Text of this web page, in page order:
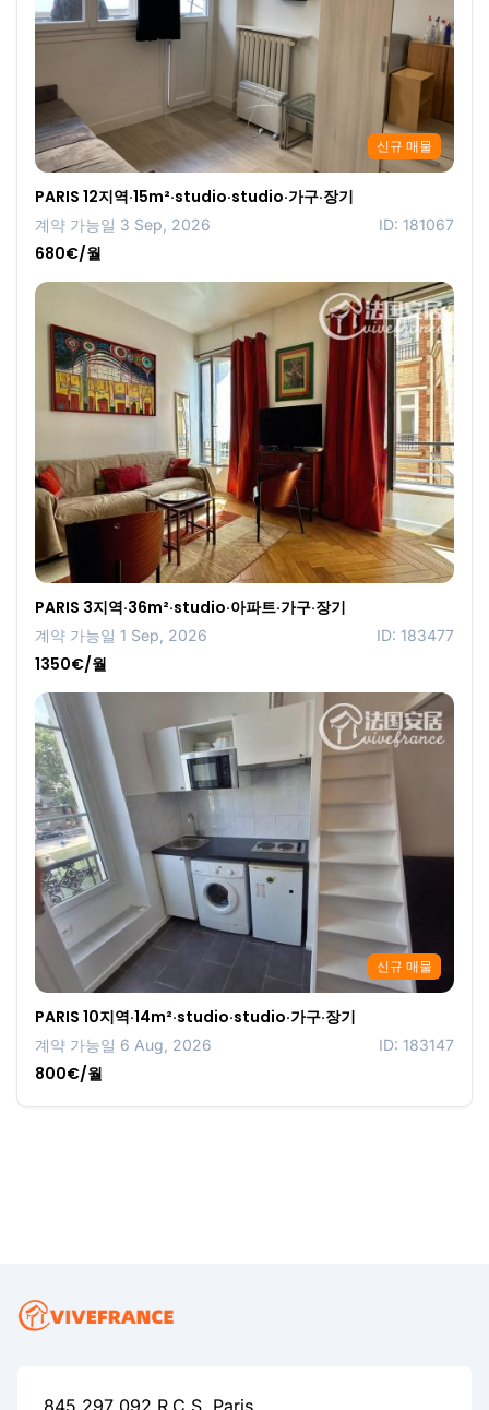
신규 매물
PARIS 12지역·15m²·studio·studio·가구·장기
계약 가능일 3 Sep, 2026 ID: 181067
680€/월
PARIS 3지역·36m²·studio·아파트·가구·장기
계약 가능일 1 Sep, 2026 ID: 183477
1350€/월
신규 매물
PARIS 10지역·14m²·studio·studio·가구·장기
계약 가능일 6 Aug, 2026 ID: 183147
800€/월